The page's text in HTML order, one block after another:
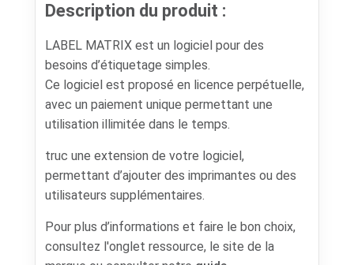
Description du produit :
LABEL MATRIX est un logiciel pour des
besoins d’étiquetage simples.
Ce logiciel est proposé en licence perpétuelle,
avec un paiement unique permettant une
utilisation illimitée dans le temps.
truc une extension de votre logiciel,
permettant d’ajouter des imprimantes ou des
utilisateurs supplémentaires.
Pour plus d’informations et faire le bon choix,
consultez l'onglet ressource, le site de la